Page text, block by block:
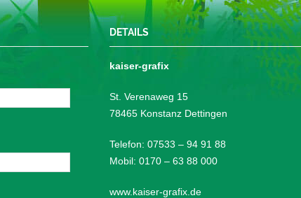
DETAILS
kaiser-grafix
St. Verenaweg 15
78465 Konstanz Dettingen
Telefon: 07533 – 94 91 88
Mobil: 0170 – 63 88 000
www.kaiser-grafix.de